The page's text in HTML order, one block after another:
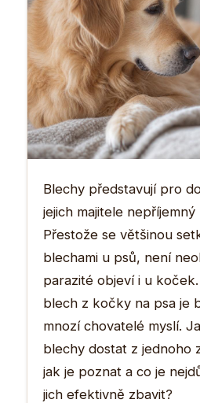
Blechy představují pro
jejich majitele
Přestože se většinou
blechami u psů, není
parazité objeví i u
blech z kočky na psa je
mnozí chovatelé myslí.
blechy dostat z jednoho
jak je poznat a co je
jich efektivně zbavit?